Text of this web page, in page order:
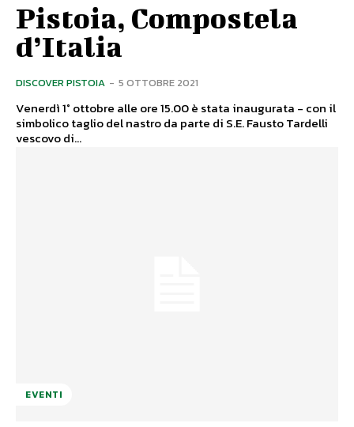
Pistoia, Compostela
d’Italia
DISCOVER PISTOIA - 5 OTTOBRE 2021
Venerdì 1° ottobre alle ore 15.00 è stata inaugurata - con il
simbolico taglio del nastro da parte di S.E. Fausto Tardelli
vescovo di...
EVENTI